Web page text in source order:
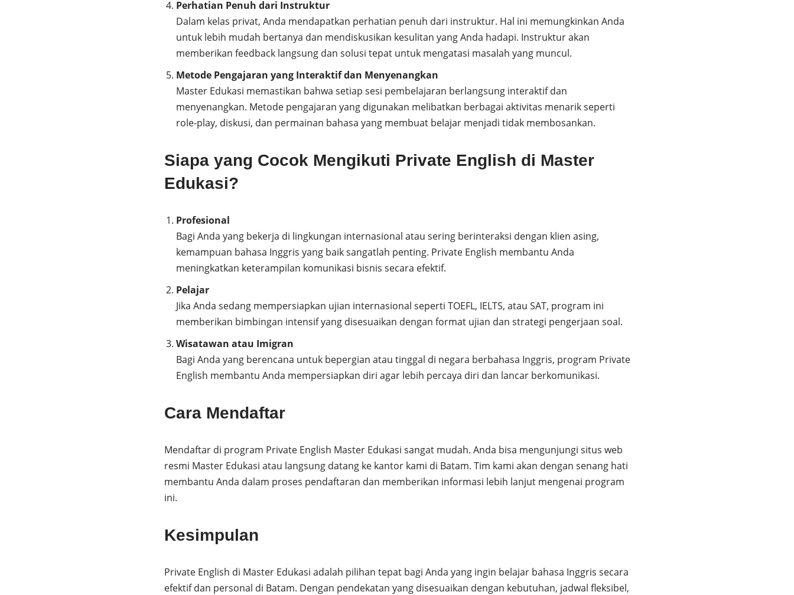
Perhatian Penuh dari Instruktur
Dalam kelas privat, Anda mendapatkan perhatian penuh dari instruktur. Hal ini memungkinkan Anda
untuk lebih mudah bertanya dan mendiskusikan kesulitan yang Anda hadapi. Instruktur akan
memberikan feedback langsung dan solusi tepat untuk mengatasi masalah yang muncul.
Metode Pengajaran yang Interaktif dan Menyenangkan
Master Edukasi memastikan bahwa setiap sesi pembelajaran berlangsung interaktif dan
menyenangkan. Metode pengajaran yang digunakan melibatkan berbagai aktivitas menarik seperti
role-play, diskusi, dan permainan bahasa yang membuat belajar menjadi tidak membosankan.
Siapa yang Cocok Mengikuti Private English di Master
Edukasi?
Profesional
Bagi Anda yang bekerja di lingkungan internasional atau sering berinteraksi dengan klien asing,
kemampuan bahasa Inggris yang baik sangatlah penting. Private English membantu Anda
meningkatkan keterampilan komunikasi bisnis secara efektif.
Pelajar
Jika Anda sedang mempersiapkan ujian internasional seperti TOEFL, IELTS, atau SAT, program ini
memberikan bimbingan intensif yang disesuaikan dengan format ujian dan strategi pengerjaan soal.
Wisatawan atau Imigran
Bagi Anda yang berencana untuk bepergian atau tinggal di negara berbahasa Inggris, program Private
English membantu Anda mempersiapkan diri agar lebih percaya diri dan lancar berkomunikasi.
Cara Mendaftar
Mendaftar di program Private English Master Edukasi sangat mudah. Anda bisa mengunjungi situs web
resmi Master Edukasi atau langsung datang ke kantor kami di Batam. Tim kami akan dengan senang hati
membantu Anda dalam proses pendaftaran dan memberikan informasi lebih lanjut mengenai program
ini.
Kesimpulan
Private English di Master Edukasi adalah pilihan tepat bagi Anda yang ingin belajar bahasa Inggris secara
efektif dan personal di Batam. Dengan pendekatan yang disesuaikan dengan kebutuhan, jadwal fleksibel,